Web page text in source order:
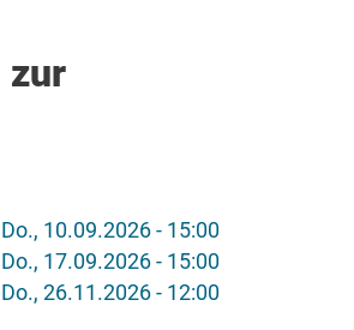
zur
Do., 10.09.2026 - 15:00
Do., 17.09.2026 - 15:00
Do., 26.11.2026 - 12:00